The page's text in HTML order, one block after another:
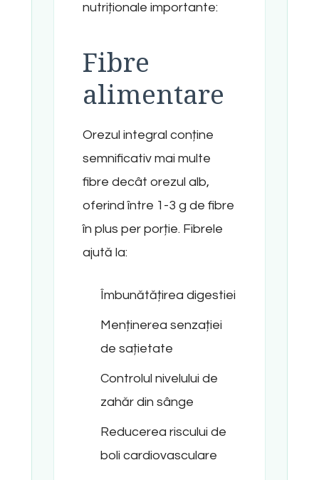
nutriționale importante:
Fibre
alimentare
Orezul integral conține
semnificativ mai multe
fibre decât orezul alb,
oferind între 1-3 g de fibre
în plus per porție. Fibrele
ajută la:
Îmbunătățirea digestiei
Menținerea senzației
de sațietate
Controlul nivelului de
zahăr din sânge
Reducerea riscului de
boli cardiovasculare